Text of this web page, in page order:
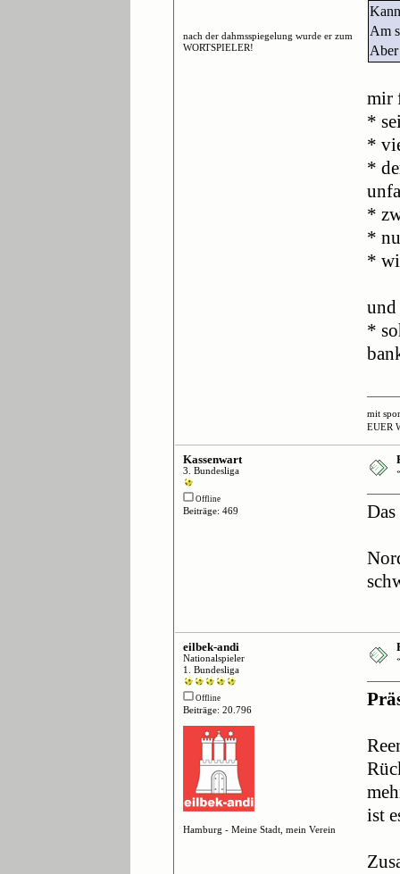
nach der dahmsspiegelung wurde er zum
WORTSPIELER!
Am
Aber
mir
*
*
*
*
*
*
und
*
mit
EUER
Kassenwart
3. Bundesliga
Offline
Beiträge: 469
eilbek-andi
Nationalspieler
1. Bundesliga
Offline
Beiträge: 20.796
Hamburg - Meine Stadt, mein Verein
ist